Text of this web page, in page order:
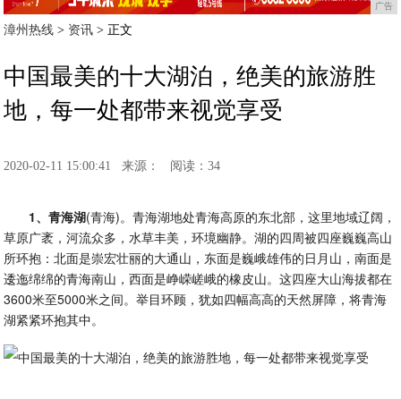
广告
漳州热线 > 资讯 > 正文
中国最美的十大湖泊，绝美的旅游胜
地，每一处都带来视觉享受
2020-02-11 15:00:41 来源： 阅读：34
1、青海湖(青海)。青海湖地处青海高原的东北部，这里地域辽阔，
草原广袤，河流众多，水草丰美，环境幽静。湖的四周被四座巍巍高山
所环抱：北面是崇宏壮丽的大通山，东面是巍峨雄伟的日月山，南面是
逶迤绵绵的青海南山，西面是峥嵘嵯峨的橡皮山。这四座大山海拔都在
3600米至5000米之间。举目环顾，犹如四幅高高的天然屏障，将青海
湖紧紧环抱其中。